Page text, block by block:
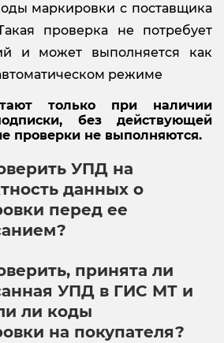
маркировки с поставщика
проверка не потребует
и может выполняется как
режиме
только при наличии
без действующей
проверки не выполняются.
УПД на
данных о
перед ее
принята ли
УПД в ГИС МТ и
ли коды
на покупателя?